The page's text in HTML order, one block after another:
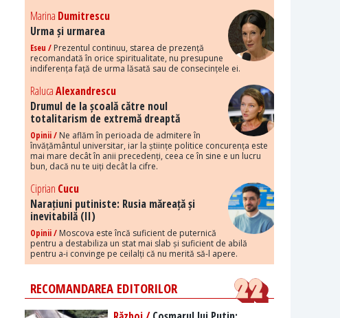
Marina Dumitrescu
Urma și urmarea
Eseu / Prezentul continuu, starea de prezență
recomandată în orice spiritualitate, nu presupune
indiferența față de urma lăsată sau de consecințele ei.
RalucaAlexandrescu
Drumul de la școală către noul
totalitarism de extremă dreaptă
Opinii / Ne aflăm în perioada de admitere în
învățământul universitar, iar la științe politice concurența este
mai mare decât în anii precedenți, ceea ce în sine e un lucru
bun, dacă nu te uiți decât la cifre.
Ciprian Cucu
Narațiuni putiniste: Rusia măreață și
inevitabilă (II)
Opinii / Moscova este încă suficient de puternică
pentru a destabiliza un stat mai slab și suficient de abilă
pentru a-i convinge pe ceilalți că nu merită să-l apere.
RECOMANDAREA EDITORILOR